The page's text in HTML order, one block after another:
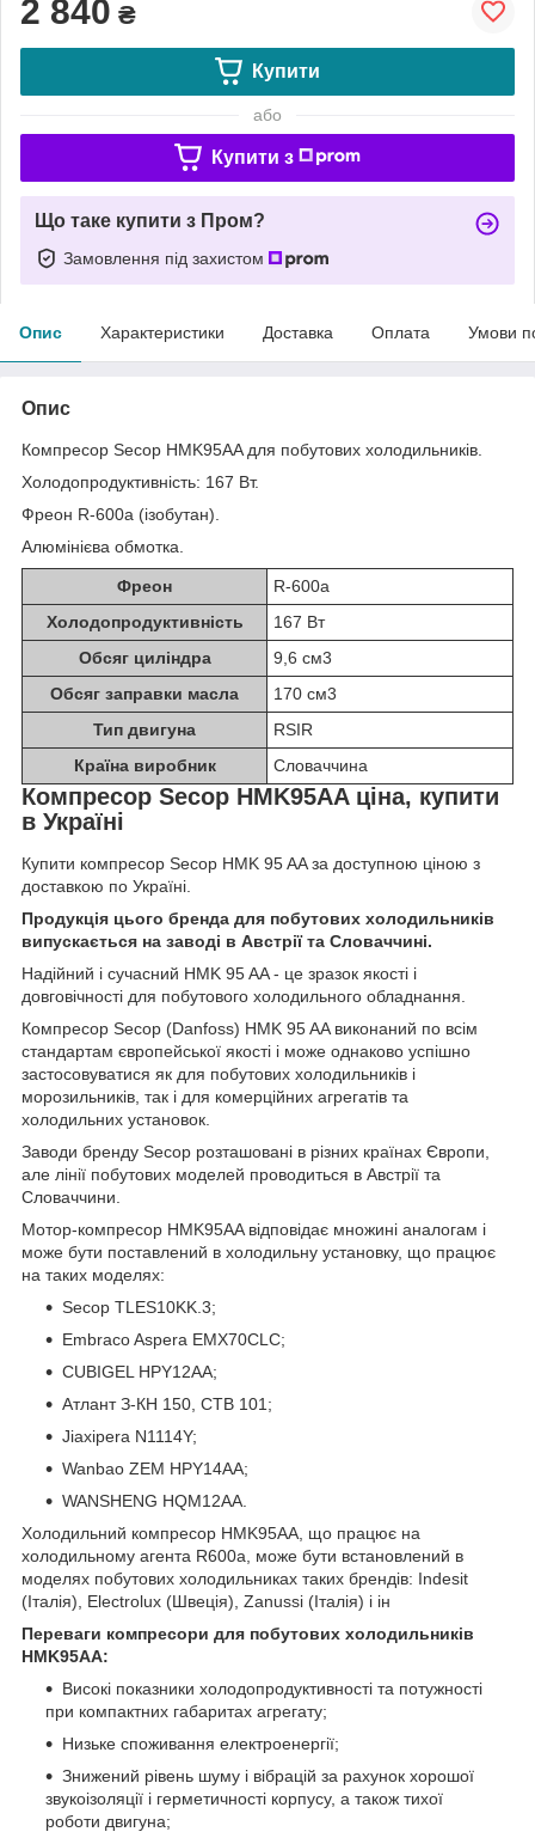
2 840 ₴
Купити
або
Купити з
Що таке купити з Пром?
Замовлення під захистом
Опис Характеристики Доставка Оплата Умови
Опис
Компресор Secop HMK95AA для побутових холодильників.
Холодопродуктивність: 167 Вт.
Фреон R-600a (ізобутан).
Алюмінієва обмотка.
Фреон
R-600a
Холодопродуктивність
167 Вт
Обсяг циліндра
9,6 см3
Обсяг заправки масла
170 см3
Тип двигуна
RSIR
Країна виробник
Словаччина
Компресор Secop HMK95AA ціна, купити
в Україні
Купити компресор Secop HMK 95 AA за доступною ціною з
доставкою по Україні.
Продукція цього бренда для побутових холодильників
випускається на заводі в Австрії та Словаччині.
Надійний і сучасний HMK 95 AA - це зразок якості і
довговічності для побутового холодильного обладнання.
Компресор Secop (Danfoss) HMK 95 AA виконаний по всім
стандартам європейської якості і може однаково успішно
застосовуватися як для побутових холодильників і
морозильників, так і для комерційних агрегатів та
холодильних установок.
Заводи бренду Secop розташовані в різних країнах Європи,
але лінії побутових моделей проводиться в Австрії та
Словаччини.
Мотор-компресор HMK95AA відповідає множині аналогам і
може бути поставлений в холодильну установку, що працює
на таких моделях:
Secop TLES10KK.3;
Embraco Aspera EMX70CLC;
CUBIGEL HPY12AA;
Атлант З-КН 150, СТВ 101;
Jiaxipera N1114Y;
Wanbao ZEM HPY14AA;
WANSHENG HQM12AA.
Холодильний компресор HMK95AA, що працює на
холодильному агента R600a, може бути встановлений в
моделях побутових холодильниках таких брендів: Indesit
(Італія), Electrolux (Швеція), Zanussi (Італія) і ін
Переваги компресори для побутових холодильників
HMK95AA:
Високі показники холодопродуктивності та потужності
при компактних габаритах агрегату;
Низьке споживання електроенергії;
Знижений рівень шуму і вібрацій за рахунок хорошої
звукоізоляції і герметичності корпусу, а також тихої
роботи двигуна;